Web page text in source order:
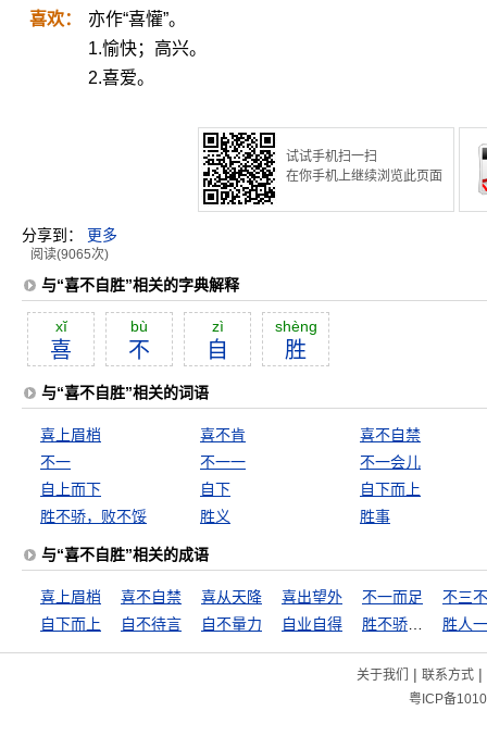
喜欢：
亦作“喜懽”。
1.愉快；高兴。
2.喜爱。
试试手机扫一扫
在你手机上继续浏览此页面
分享到： 更多
阅读(9065次)
与“喜不自胜”相关的字典解释
xĭ
喜
bù
不
zì
自
shèng
胜
与“喜不自胜”相关的词语
喜上眉梢 喜不肯
喜不自禁
不一
不一一
不一会儿
自上而下
自下
自下而上
胜不骄，败不馁
胜义 胜事
与“喜不自胜”相关的成语
喜上眉梢 喜不自禁 喜从天降 喜出望外 不一而足
不三
自下而上
自不待言 自不量力 自业自得 胜人
关于我们 | 联系方式|
粤ICP备